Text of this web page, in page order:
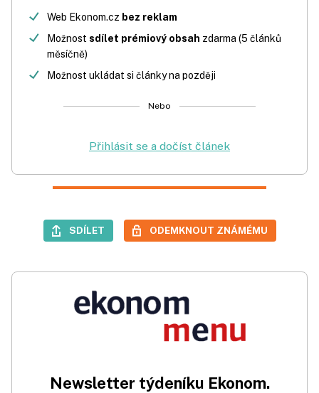
Web Ekonom.cz bez reklam
Možnost sdílet prémiový obsah zdarma (5 článků
měsíčně)
Možnost ukládat si články na později
Nebo
Přihlásit se a dočíst článek
SDÍLET ODEMKNOUT ZNÁMÉMU
Newsletter týdeníku Ekonom.